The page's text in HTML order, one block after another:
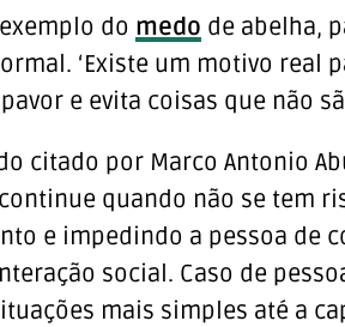
do medo de abelha,
‘Existe um motivo real
e evita coisas que não
citado por Marco Antonio
quando não se tem
e impedindo a pessoa de
social. Caso de
mais simples até a